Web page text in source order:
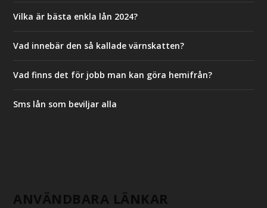
Vilka är bästa enkla lån 2024?
Vad innebär den så kallade värnskatten?
Vad finns det för jobb man kan göra hemifrån?
Sms lån som beviljar alla
ANVÄNDBARA LÄNKAR